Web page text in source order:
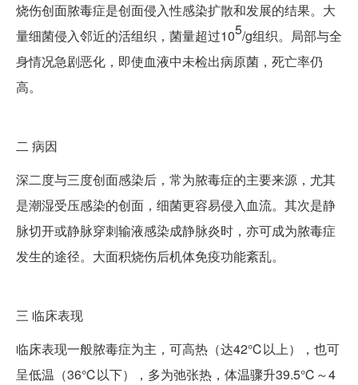
烧伤创面脓毒症是创面侵入性感染扩散和发展的结果。大
量细菌侵入邻近的活组织，菌量超过105/g组织。局部与全
身情况急剧恶化，即使血液中未检出病原菌，死亡率仍
高。
二 病因
深二度与三度创面感染后，常为脓毒症的主要来源，尤其
是潮湿受压感染的创面，细菌更容易侵入血流。其次是静
脉切开或静脉穿刺输液感染成静脉炎时，亦可成为脓毒症
发生的途径。大面积烧伤后机体免疫功能紊乱。
三 临床表现
临床表现一般脓毒症为主，可高热（达42℃以上），也可
呈低温（36℃以下），多为弛张热，体温骤升39.5℃～4